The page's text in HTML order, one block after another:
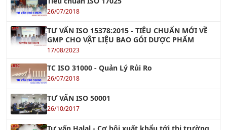
Khóa học VDA 6.3 - Chuyên Gia Đánh Giá Quá Trình
Xem tiếp »